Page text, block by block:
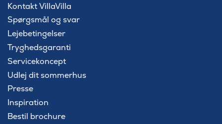
Kontakt VillaVilla
Spørgsmål og svar
Lejebetingelser
Tryghedsgaranti
Servicekoncept
Udlej dit sommerhus
Presse
Inspiration
Bestil brochure